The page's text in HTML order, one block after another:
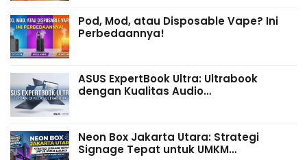
Pod, Mod, atau Disposable Vape? Ini
Perbedaannya!
ASUS ExpertBook Ultra: Ultrabook
dengan Kualitas Audio…
Neon Box Jakarta Utara: Strategi
Signage Tepat untuk UMKM…